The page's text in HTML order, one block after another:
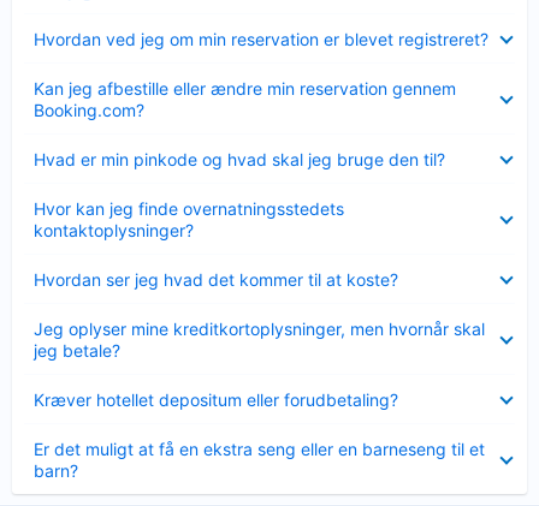
Hvordan ved jeg om min reservation er blevet registreret?
Kan jeg afbestille eller ændre min reservation gennem
Booking.com?
Hvad er min pinkode og hvad skal jeg bruge den til?
Hvor kan jeg finde overnatningsstedets
kontaktoplysninger?
Hvordan ser jeg hvad det kommer til at koste?
Jeg oplyser mine kreditkortoplysninger, men hvornår skal
jeg betale?
Kræver hotellet depositum eller forudbetaling?
Er det muligt at få en ekstra seng eller en barneseng til et
barn?